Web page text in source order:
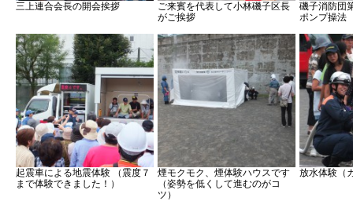
三上連合会長の開会挨拶
ご来賓を代表して小林磯子区長
がご挨拶
磯子消防団
ポンプ操法
起震車による地震体験 （震度７
まで体験できました！）
煙モクモク、煙体験ハウスです
（姿勢を低くして進むのがコ
ツ）
放水体験（